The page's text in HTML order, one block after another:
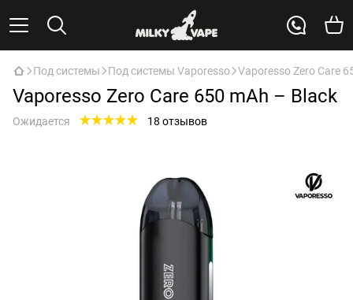
Под системы Под системы Vaporesso Vaporesso Zero Care
Vaporesso Zero Care 650 mAh – Black
Ожидается 18 отзывов